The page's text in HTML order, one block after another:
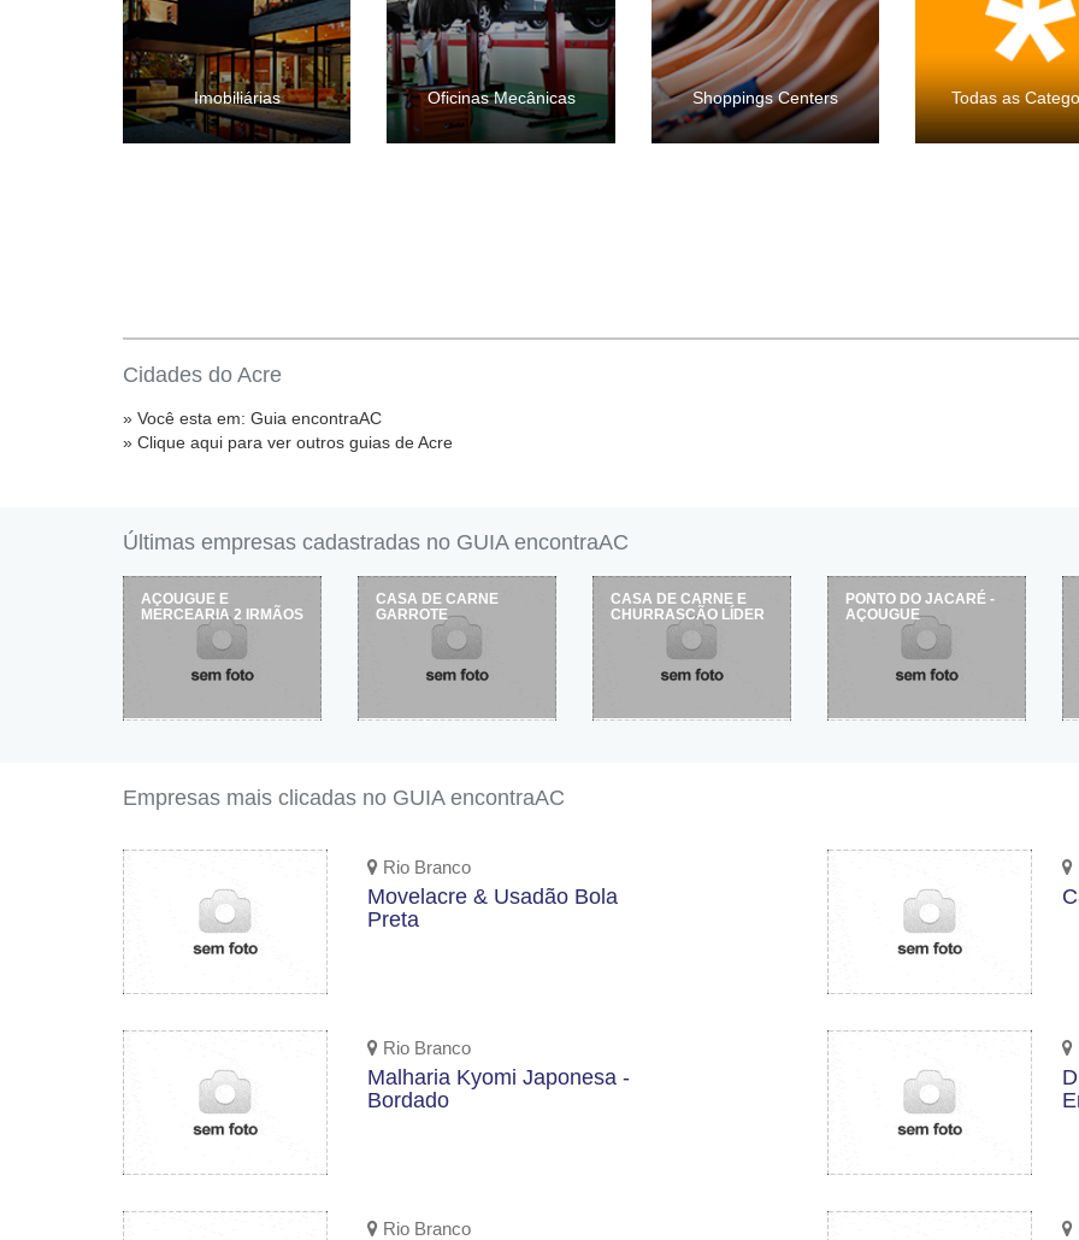
Imobiliárias Oficinas Mecânicas Shoppings Centers Todas as
Cidades do Acre
» Você esta em: Guia encontraAC
» Clique aqui para ver outros guias de Acre
Últimas empresas cadastradas no GUIA encontraAC
AÇOUGUE E
MERCEARIA 2 IRMÃOS
CASA DE CARNE
GARROTE
CASA DE CARNE E
CHURRASCÃO LÍDER
PONTO DO JACARÉ -
AÇOUGUE
Empresas mais clicadas no GUIA encontraAC
Rio Branco
Movelacre & Usadão Bola
Preta
Rio Branco
Malharia Kyomi Japonesa -
Bordado
Rio Branco